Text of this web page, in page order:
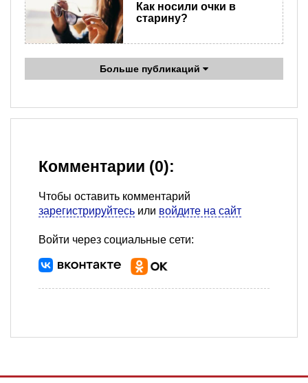
Как носили очки в
старину?
Больше публикаций
Комментарии (0):
Чтобы оставить комментарий
зарегистрируйтесь или войдите на сайт
Войти через социальные сети: